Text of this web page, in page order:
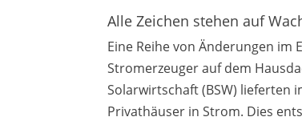
Alle Zeichen stehen auf
Eine Reihe von Änderungen im
Stromerzeuger auf dem
Solarwirtschaft (BSW) lieferten
Privathäuser in Strom. Dies